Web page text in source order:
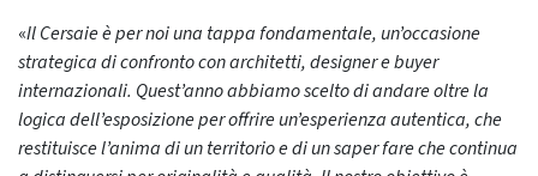
«Il Cersaie è per noi una tappa fondamentale, un’occasione
strategica di confronto con architetti, designer e buyer
internazionali. Quest’anno abbiamo scelto di andare oltre la
logica dell’esposizione per offrire un’esperienza autentica, che
restituisce l’anima di un territorio e di un saper fare che continua